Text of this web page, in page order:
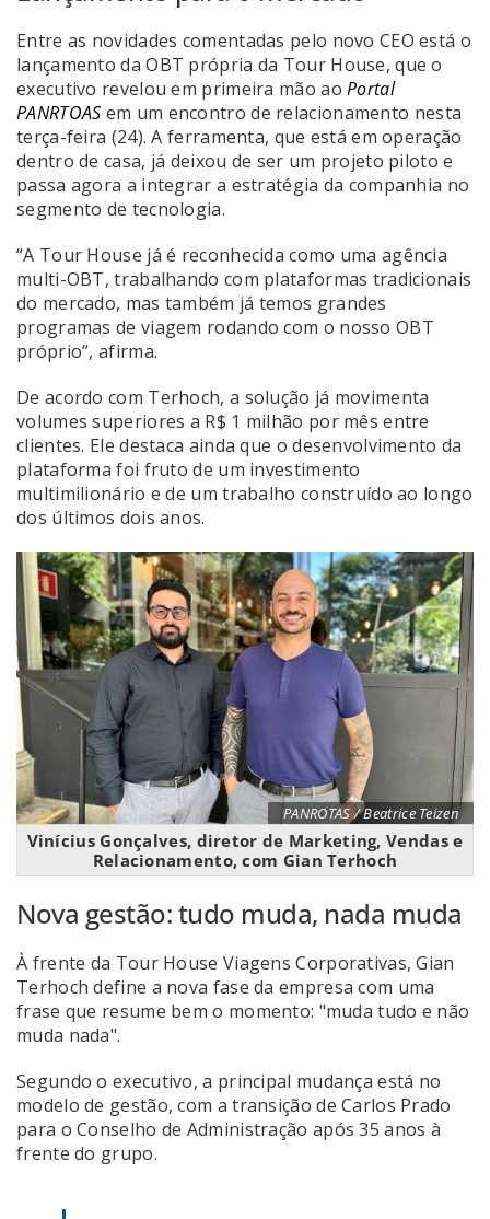
Entre as novidades comentadas pelo novo CEO está o
lançamento da OBT própria da Tour House, que o
executivo revelou em primeira mão aoPortal
PANRTOAS em um encontro de relacionamento nesta
terça-feira (24). A ferramenta, que está em operação
dentro de casa, já deixou de ser um projeto piloto e
passa agora a integrar a estratégia da companhia no
segmento de tecnologia.
“A Tour House já é reconhecida como uma agência
multi-OBT, trabalhando com plataformas tradicionais
do mercado, mas também já temos grandes
programas de viagem rodando com o nosso OBT
próprio”, afirma.
De acordo com Terhoch, a solução já movimenta
volumes superiores a R$ 1 milhão por mês entre
clientes. Ele destaca ainda que o desenvolvimento da
plataforma foi fruto de um investimento
multimilionário e de um trabalho construído ao longo
dos últimos dois anos.
PANROTAS / Beatrice Teizen
Vinícius Gonçalves, diretor de Marketing, Vendas e
Relacionamento, com Gian Terhoch
Nova gestão: tudo muda, nada muda
À frente da Tour House Viagens Corporativas, Gian
Terhoch define a nova fase da empresa com uma
frase que resume bem o momento: "muda tudo e não
muda nada".
Segundo o executivo, a principal mudança está no
modelo de gestão, com a transição de Carlos Prado
para o Conselho de Administração após 35 anos à
frente do grupo.